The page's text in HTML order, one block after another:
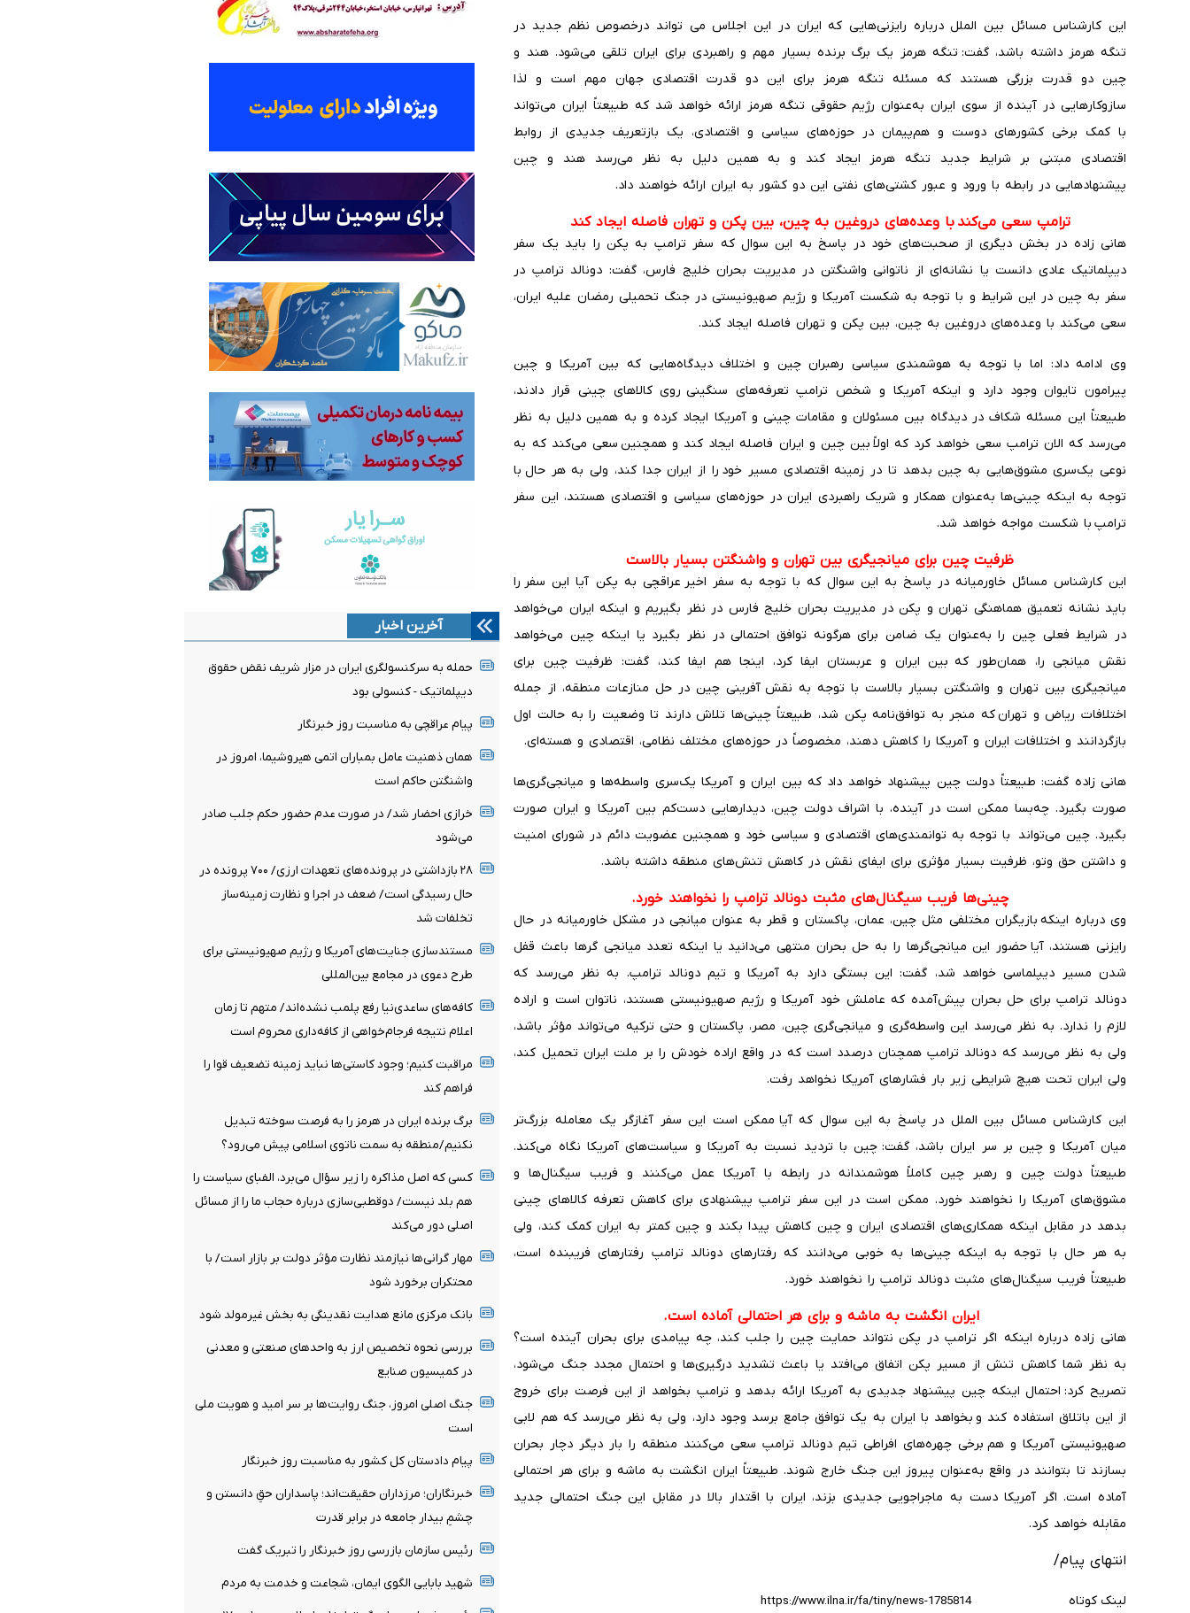
این کارشناس مسائل بین الملل درباره رایزنی‌هایی که ایران در این اجلاس می تواند درخصوص نظم جدید در
تنگه هرمز داشته باشد، گفت: تنگه هرمز یک برگ برنده بسیار مهم و راهبردی برای ایران تلقی می‌شود. هند و
چین دو قدرت بزرگی هستند که مسئله تنگه هرمز برای این دو قدرت اقتصادی جهان مهم است و لذا
سازوکارهایی در آینده از سوی ایران به‌عنوان رژیم حقوقی تنگه هرمز ارائه خواهد شد که طبیعتاً ایران می‌تواند
با کمک برخی کشورهای دوست و هم‌پیمان در حوزه‌های سیاسی و اقتصادی، یک بازتعریف جدیدی از روابط
اقتصادی مبتنی بر شرایط جدید تنگه هرمز ایجاد کند و به همین دلیل به نظر می‌رسد هند و چین
پیشنهادهایی در رابطه با ورود و عبور کشتی‌های نفتی این دو کشور به ایران ارائه خواهند داد.
ترامپ سعی می‌کند با وعده‌های دروغین به چین، بین پکن و تهران فاصله ایجاد کند
هانی زاده در بخش دیگری از صحبت‌های خود در پاسخ به این سوال که سفر ترامپ به پکن را باید یک سفر
دیپلماتیک عادی دانست یا نشانه‌ای از ناتوانی واشنگتن در مدیریت بحران خلیج فارس، گفت: دونالد ترامپ در
سفر به چین در این شرایط و با توجه به شکست آمریکا و رژیم صهیونیستی در جنگ تحمیلی رمضان علیه ایران،
سعی می‌کند با وعده‌های دروغین به چین، بین پکن و تهران فاصله ایجاد کند.
وی ادامه داد: اما با توجه به هوشمندی سیاسی رهبران چین و اختلاف دیدگاه‌هایی که بین آمریکا و چین
پیرامون تایوان وجود دارد و اینکه آمریکا و شخص ترامپ تعرفه‌های سنگینی روی کالاهای چینی قرار دادند،
طبیعتاً این مسئله شکاف در دیدگاه بین مسئولان و مقامات چینی و آمریکا ایجاد کرده و به همین دلیل به نظر
می‌رسد که الان ترامپ سعی خواهد کرد که اولاً بین چین و ایران فاصله ایجاد کند و همچنین سعی می‌کند که به
نوعی یک‌سری مشوق‌هایی به چین بدهد تا در زمینه اقتصادی مسیر خود را از ایران جدا کند، ولی به هر حال با
توجه به اینکه چینی‌ها به‌عنوان همکار و شریک راهبردی ایران در حوزه‌های سیاسی و اقتصادی هستند، این سفر
ترامپ با شکست مواجه خواهد شد.
ظرفیت چین برای میانجیگری بین تهران و واشنگتن بسیار بالاست
این کارشناس مسائل خاورمیانه در پاسخ به این سوال که با توجه به سفر اخیر عراقچی به پکن آیا این سفر را
باید نشانه تعمیق هماهنگی تهران و پکن در مدیریت بحران خلیج فارس در نظر بگیریم و اینکه ایران می‌خواهد
در شرایط فعلی چین را به‌عنوان یک ضامن برای هرگونه توافق احتمالی در نظر بگیرد یا اینکه چین می‌خواهد
نقش میانجی را، همان‌طور که بین ایران و عربستان ایفا کرد، اینجا هم ایفا کند، گفت: ظرفیت چین برای
میانجیگری بین تهران و واشنگتن بسیار بالاست با توجه به نقش آفرینی چین در حل منازعات منطقه، از جمله
اختلافات ریاض و تهران که منجر به توافق‌نامه پکن شد، طبیعتاً چینی‌ها تلاش دارند تا وضعیت را به حالت اول
بازگردانند و اختلافات ایران و آمریکا را کاهش دهند، مخصوصاً در حوزه‌های مختلف نظامی، اقتصادی و هسته‌ای.
هانی زاده گفت: طبیعتاً دولت چین پیشنهاد خواهد داد که بین ایران و آمریکا یک‌سری واسطه‌ها و میانجی‌گری‌ها
صورت بگیرد. چه‌بسا ممکن است در آینده، با اشراف دولت چین، دیدارهایی دست‌کم بین آمریکا و ایران صورت
بگیرد. چین می‌تواند با توجه به توانمندی‌های اقتصادی و سیاسی خود و همچنین عضویت دائم در شورای امنیت
و داشتن حق وتو، ظرفیت بسیار مؤثری برای ایفای نقش در کاهش تنش‌های منطقه داشته باشد.
چینی‌ها فریب سیگنال‌های مثبت دونالد ترامپ را نخواهند خورد.
وی درباره اینکه بازیگران مختلفی مثل چین، عمان، پاکستان و قطر به عنوان میانجی در مشکل خاورمیانه در حال
رایزنی هستند، آیا حضور این میانجی‌گرها را به حل بحران منتهی می‌دانید یا اینکه تعدد میانجی گرها باعث قفل
شدن مسیر دیپلماسی خواهد شد، گفت: این بستگی دارد به آمریکا و تیم دونالد ترامپ. به نظر می‌رسد که
دونالد ترامپ برای حل بحران پیش‌آمده که عاملش خود آمریکا و رژیم صهیونیستی هستند، ناتوان است و اراده
لازم را ندارد. به نظر می‌رسد این واسطه‌گری و میانجی‌گری چین، مصر، پاکستان و حتی ترکیه می‌تواند مؤثر باشد،
ولی به نظر می‌رسد که دونالد ترامپ همچنان درصدد است که در واقع اراده خودش را بر ملت ایران تحمیل کند،
ولی ایران تحت هیچ شرایطی زیر بار فشارهای آمریکا نخواهد رفت.
این کارشناس مسائل بین الملل در پاسخ به این سوال که آیا ممکن است این سفر آغازگر یک معامله بزرگ‌تر
میان آمریکا و چین بر سر ایران باشد، گفت: چین با تردید نسبت به آمریکا و سیاست‌های آمریکا نگاه می‌کند.
طبیعتاً دولت چین و رهبر چین کاملاً هوشمندانه در رابطه با آمریکا عمل می‌کنند و فریب سیگنال‌ها و
مشوق‌های آمریکا را نخواهند خورد. ممکن است در این سفر ترامپ پیشنهادی برای کاهش تعرفه کالاهای چینی
بدهد در مقابل اینکه همکاری‌های اقتصادی ایران و چین کاهش پیدا بکند و چین کمتر به ایران کمک کند، ولی
به هر حال با توجه به اینکه چینی‌ها به خوبی می‌دانند که رفتارهای دونالد ترامپ رفتارهای فریبنده است،
طبیعتاً فریب سیگنال‌های مثبت دونالد ترامپ را نخواهند خورد.
ایران انگشت به ماشه و برای هر احتمالی آماده است.
هانی زاده درباره اینکه اگر ترامپ در پکن نتواند حمایت چین را جلب کند، چه پیامدی برای بحران آینده است؟
به نظر شما کاهش تنش از مسیر پکن اتفاق می‌افتد یا باعث تشدید درگیری‌ها و احتمال مجدد جنگ می‌شود،
تصریح کرد: احتمال اینکه چین پیشنهاد جدیدی به آمریکا ارائه بدهد و ترامپ بخواهد از این فرصت برای خروج
از این باتلاق استفاده کند و بخواهد با ایران به یک توافق جامع برسد وجود دارد، ولی به نظر می‌رسد که هم لابی
صهیونیستی آمریکا و هم برخی چهره‌های افراطی تیم دونالد ترامپ سعی می‌کنند منطقه را بار دیگر دچار بحران
بسازند تا بتوانند در واقع به‌عنوان پیروز این جنگ خارج شوند. طبیعتاً ایران انگشت به ماشه و برای هر احتمالی
آماده است. اگر آمریکا دست به ماجراجویی جدیدی بزند، ایران با اقتدار بالا در مقابل این جنگ احتمالی جدید
مقابله خواهد کرد.
انتهای پیام/
لینک کوتاه
آخرین اخبار
حمله به سرکنسولگری ایران در مزار شریف نقض حقوق
دیپلماتیک - کنسولی بود
پیام عراقچی به مناسبت روز خبرنگار
همان ذهنیت عامل بمباران اتمی هیروشیما، امروز در
واشنگتن حاکم است
خرازی احضار شد/ در صورت عدم حضور حکم جلب صادر
می‌شود
۲۸ بازداشتی در پرونده‌های تعهدات ارزی/ ۷۰۰ پرونده در
حال رسیدگی است/ ضعف در اجرا و نظارت زمینه‌ساز
تخلفات شد
مستندسازی جنایت‌های آمریکا و رژیم صهیونیستی برای
طرح دعوی در مجامع بین‌المللی
کافه‌های ساعدی‌نیا رفع پلمب نشده‌اند/ متهم تا زمان
اعلام نتیجه فرجام‌خواهی از کافه‌داری محروم است
مراقبت کنیم؛ وجود کاستی‌ها نباید زمینه تضعیف قوا را
فراهم کند
برگ برنده ایران در هرمز را به فرصت سوخته تبدیل
نکنیم/منطقه به سمت ناتوی اسلامی پیش می‌رود؟
کسی که اصل مذاکره را زیر سؤال می‌برد، الفبای سیاست را
هم بلد نیست/ دوقطبی‌سازی درباره حجاب ما را از مسائل
اصلی دور می‌کند
مهار گرانی‌ها نیازمند نظارت مؤثر دولت بر بازار است/ با
محتکران برخورد شود
بانک مرکزی مانع هدایت نقدینگی به بخش غیرمولد شود
بررسی نحوه تخصیص ارز به واحدهای صنعتی و معدنی
در کمیسیون صنایع
جنگ اصلی امروز، جنگ روایت‌ها بر سر امید و هویت ملی
است
پیام دادستان کل کشور به مناسبت روز خبرنگار
خبرنگاران؛ مرزداران حقیقت‌اند؛ پاسداران حقِ دانستن و
چشمِ بیدار جامعه در برابر قدرت
رئیس سازمان بازرسی روز خبرنگار را تبریک گفت
شهید بابایی الگوی ایمان، شجاعت و خدمت به مردم